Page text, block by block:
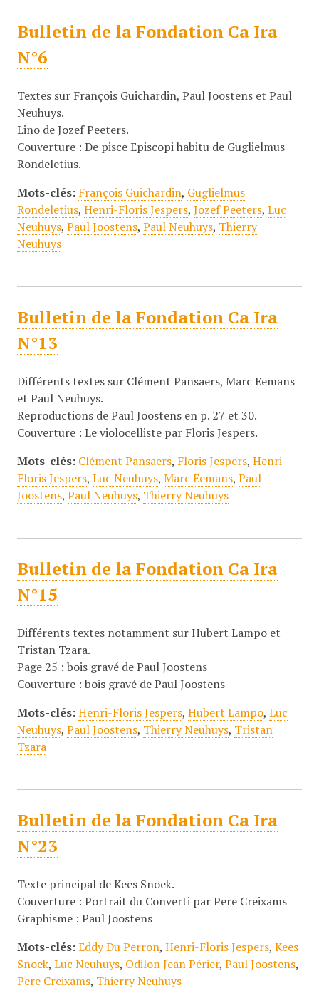
Bulletin de la Fondation Ca Ira
N°6
Textes sur François Guichardin, Paul Joostens et Paul
Neuhuys.
Lino de Jozef Peeters.
Couverture : De pisce Episcopi habitu de Guglielmus
Rondeletius.
Mots-clés: François Guichardin, Guglielmus
Rondeletius, Henri-Floris Jespers, Jozef Peeters, Luc
Neuhuys, Paul Joostens, Paul Neuhuys, Thierry
Neuhuys
Bulletin de la Fondation Ca Ira
N°13
Différents textes sur Clément Pansaers, Marc Eemans
et Paul Neuhuys.
Reproductions de Paul Joostens en p. 27 et 30.
Couverture : Le violocelliste par Floris Jespers.
Mots-clés: Clément Pansaers, Floris Jespers, Henri-
Floris Jespers, Luc Neuhuys, Marc Eemans, Paul
Joostens, Paul Neuhuys, Thierry Neuhuys
Bulletin de la Fondation Ca Ira
N°15
Différents textes notamment sur Hubert Lampo et
Tristan Tzara.
Page 25 : bois gravé de Paul Joostens
Couverture : bois gravé de Paul Joostens
Mots-clés: Henri-Floris Jespers, Hubert Lampo, Luc
Neuhuys, Paul Joostens, Thierry Neuhuys, Tristan
Tzara
Bulletin de la Fondation Ca Ira
N°23
Texte principal de Kees Snoek.
Couverture : Portrait du Converti par Pere Creixams
Graphisme : Paul Joostens
Mots-clés: Eddy Du Perron, Henri-Floris Jespers, Kees
Snoek, Luc Neuhuys, Odilon Jean Périer, Paul Joostens,
Pere Creixams, Thierry Neuhuys